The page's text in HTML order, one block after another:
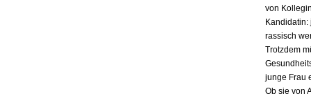
von
rassisch
Trotzdem
junge Frau
Ob sie von